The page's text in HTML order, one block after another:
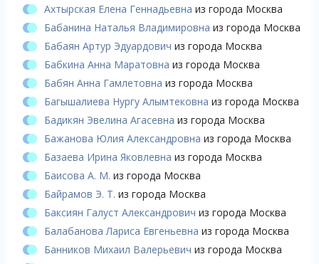
Ахтырская Елена Геннадьевна из города Москва
Бабанина Наталья Владимировна из города Москва
Бабаян Артур Эдуардович из города Москва
Бабкина Анна Маратовна из города Москва
Бабян Анна Гамлетовна из города Москва
Багышалиева Нургу Алымтековна из города Москва
Бадикян Эвелина Агасевна из города Москва
Бажанова Юлия Александровна из города Москва
Базаева Ирина Яковлевна из города Москва
Баисова А. М. из города Москва
Байрамов Э. Т. из города Москва
Баксиян Галуст Александрович из города Москва
Балабанова Лариса Евгеньевна из города Москва
Банников Михаил Валерьевич из города Москва